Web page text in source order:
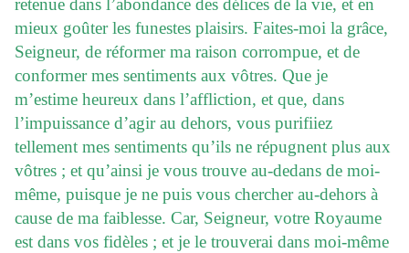
retenue dans l’abondance des délices de la vie, et en
mieux goûter les funestes plaisirs. Faites-moi la grâce,
Seigneur, de réformer ma raison corrompue, et de
conformer mes sentiments aux vôtres. Que je
m’estime heureux dans l’affliction, et que, dans
l’impuissance d’agir au dehors, vous purifiiez
tellement mes sentiments qu’ils ne répugnent plus aux
vôtres ; et qu’ainsi je vous trouve au-dedans de moi-
même, puisque je ne puis vous chercher au-dehors à
cause de ma faiblesse. Car, Seigneur, votre Royaume
est dans vos fidèles ; et je le trouverai dans moi-même